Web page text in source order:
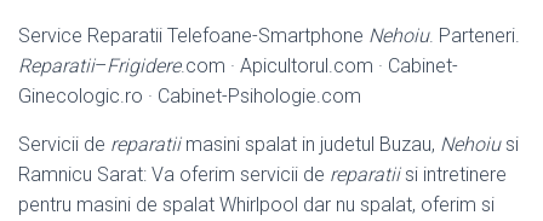
Service Reparatii Telefoane-Smartphone Nehoiu. Parteneri.
Reparatii–Frigidere.com · Apicultorul.com · Cabinet-
Ginecologic.ro · Cabinet-Psihologie. com
Servicii de reparatiimasini spalat in judetul Buzau, Nehoiusi
Ramnicu Sarat: Va oferim servicii de reparatiisi intretinere
pentru masini de spalat Whirlpool dar nu spalat, oferim si